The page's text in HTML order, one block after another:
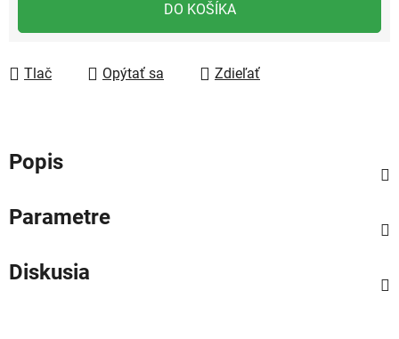
DO KOŠÍKA
Tlač Opýtať sa Zdieľať
Popis
Parametre
Diskusia